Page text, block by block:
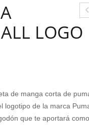
LOGO
de manga corta de
logotipo de la marca
que te aportará